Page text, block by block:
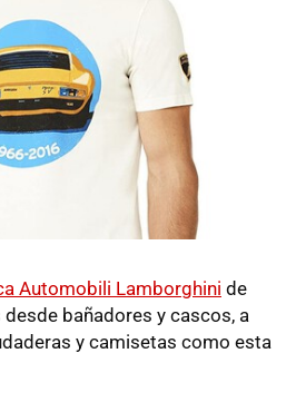
Automobili Lamborghini de
bañadores y cascos, a
y camisetas como esta